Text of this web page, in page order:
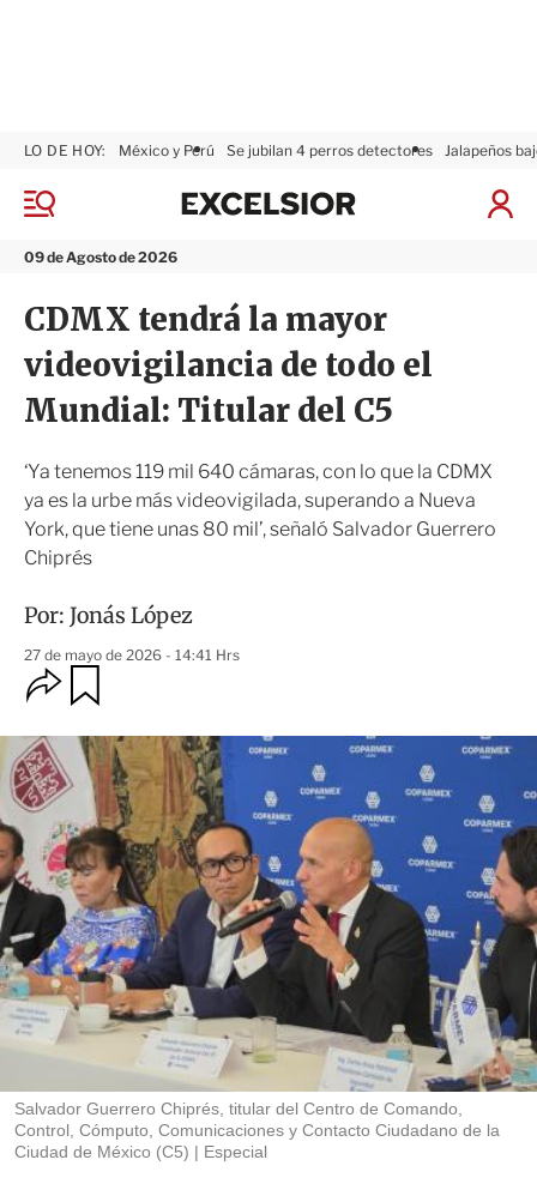
M
n
09 de Agosto de 2026
LO DE HOY: México y Perú Se jubilan 4 perros detectores Jalapeños
I
x
i
o
r
CDMX tendrá la mayor
videovigilancia de todo el
Mundial: Titular del C5
‘Ya tenemos 119 mil 640 cámaras, con lo que la CDMX
ya es la urbe más videovigilada, superando a Nueva
York, que tiene unas 80 mil’, señaló Salvador Guerrero
Chiprés
Por: Jonás López
27 de mayo de 2026 - 14:41 Hrs
O
p
i
o
n
s
d
e
c
o
m
p
a
r
t
r
d
a
Salvador Guerrero Chiprés, titular del Centro de Comando,
Control, Cómputo, Comunicaciones y Contacto Ciudadano de la
Ciudad de México (C5)
Especial